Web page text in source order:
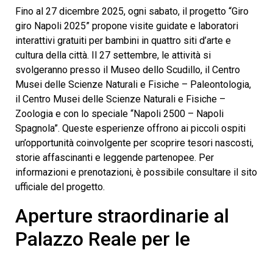
Fino al 27 dicembre 2025, ogni sabato, il progetto “Giro
giro Napoli 2025” propone visite guidate e laboratori
interattivi gratuiti per bambini in quattro siti d’arte e
cultura della città. Il 27 settembre, le attività si
svolgeranno presso il Museo dello Scudillo, il Centro
Musei delle Scienze Naturali e Fisiche – Paleontologia,
il Centro Musei delle Scienze Naturali e Fisiche –
Zoologia e con lo speciale “Napoli 2500 – Napoli
Spagnola”. Queste esperienze offrono ai piccoli ospiti
un’opportunità coinvolgente per scoprire tesori nascosti,
storie affascinanti e leggende partenopee. Per
informazioni e prenotazioni, è possibile consultare il sito
ufficiale del progetto.
Aperture straordinarie al
Palazzo Reale per le